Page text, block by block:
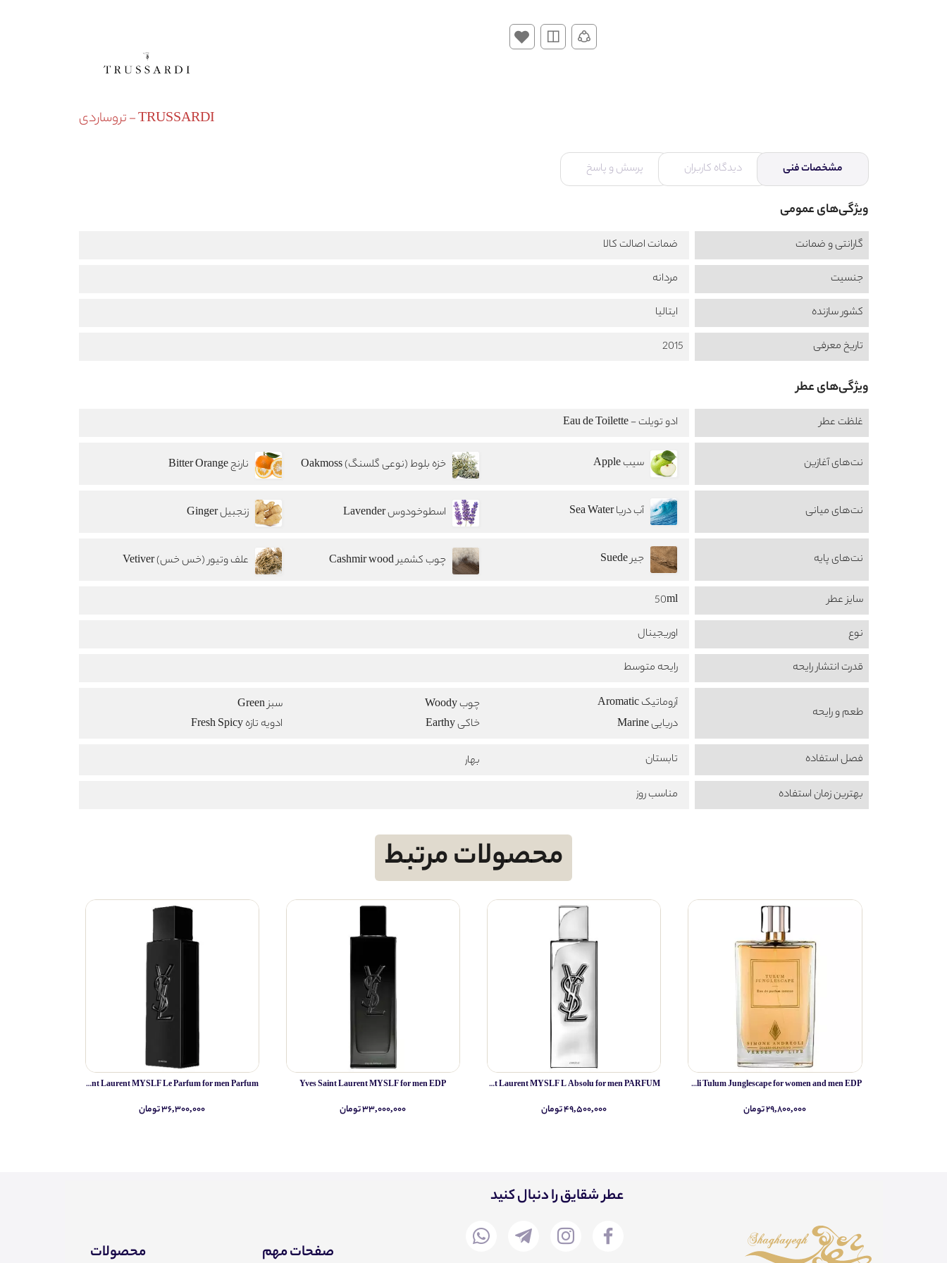
TRUSSARDI - تروساردی
مشخصات فنی دیدگاه کاربران پرسش و پاسخ
ویژگی‌های عمومی
گارانتی و ضمانت
ضمانت اصالت کالا
جنسیت
مردانه
کشور سازنده
ایتالیا
تاریخ معرفی
2015
ویژگی‌های عطر
غلظت عطر ادو تویلت - Eau de Toilette
نت‌های آغازین سیب Apple خزه بلوط (نوعی گلسنگ) Oakmoss نارنج Bitter Orange
نت‌های میانی آب دریا Sea Water اسطوخودوس Lavender زنجبیل Ginger
نت‌های پایه جیر Suede چوب کشمیر Cashmir wood علف وتیور (خس خس) Vetiver
سایز عطر
50ml
نوع
اوریجینال
قدرت انتشار رایحه
رایحه متوسط
طعم‌ و رایحه
آروماتیک Aromatic چوب Woody
سبز Green
دریایی Marine
خاکی Earthy ادویه تازه Fresh Spicy
فصل استفاده تابستان
بهار
بهترین زمان استفاده
مناسب روز
محصولات مرتبط
Simone Andreoli Tulum Junglescape for women and men EDP
۲۹,۸۰۰,۰۰۰ تومان
Yves Saint Laurent MYSLF L Absolu for men PARFUM
۴۹,۵۰۰,۰۰۰ تومان
Yves Saint Laurent MYSLF for men EDP
۳۳,۰۰۰,۰۰۰ تومان
Yves Saint Laurent MYSLF Le Parfum for men Parfum
۳۶,۳۰۰,۰۰۰ تومان
عطر شقایق را دنبال کنید
صفحات مهم محصولات